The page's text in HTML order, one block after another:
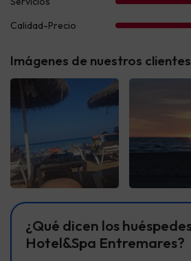
Imágenes de nuestros clientes
¿Qué dicen los
Hotel&Spa Entremares?